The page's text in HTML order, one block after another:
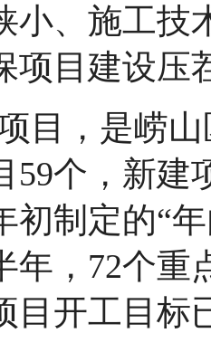
小、施工技
项目建设压
目，是崂
59个，新建
初制定的“
年，72个重
目开工目标